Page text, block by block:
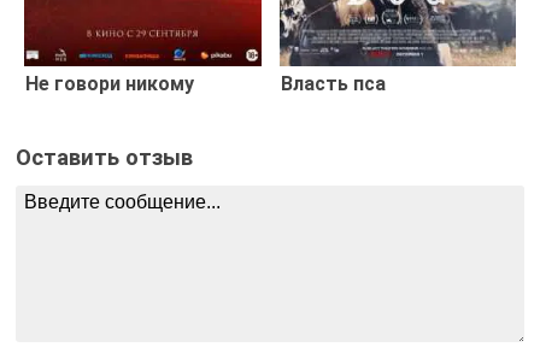
Не говори никому Власть пса
Оставить отзыв